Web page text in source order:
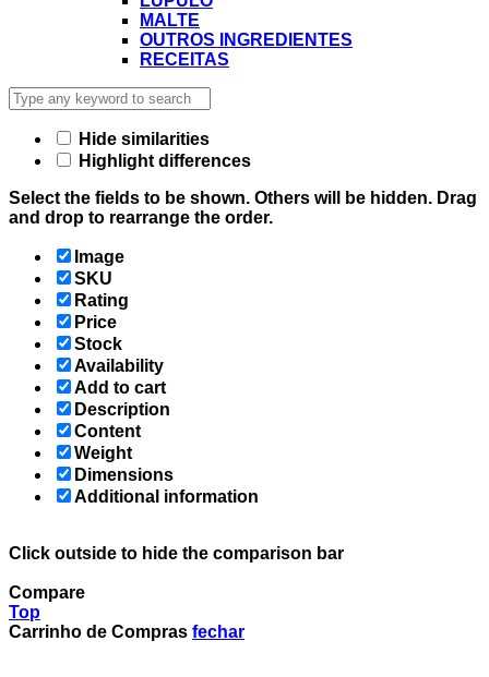
MALTE
OUTROS INGREDIENTES
RECEITAS
Hide similarities
Highlight differences
Select the fields to be shown. Others will be hidden. Drag
and drop to rearrange the order.
Image
SKU
Rating
Price
Stock
Availability
Add to cart
Description
Content
Weight
Dimensions
Additional information
Click outside to hide the comparison bar
Compare
Top
Carrinho de Compras fechar